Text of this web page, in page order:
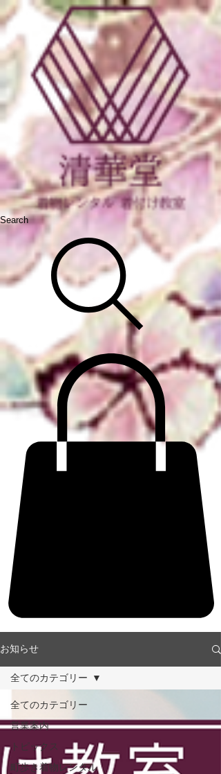
Search
お知らせ
全てのカテゴリー
営業案内
トピックス
町歩き着物レンタル
全てのカテゴリー